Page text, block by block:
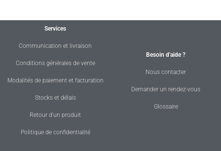
Services
Communication et livraison
Conditions générales de vente
Modalités de paiement et facturation
Stocks et délais
Retour d'un produit
Politique de confidentialité
Besoin d'aide ?
Nous contacter
Demander un rendez-vous
Glossaire